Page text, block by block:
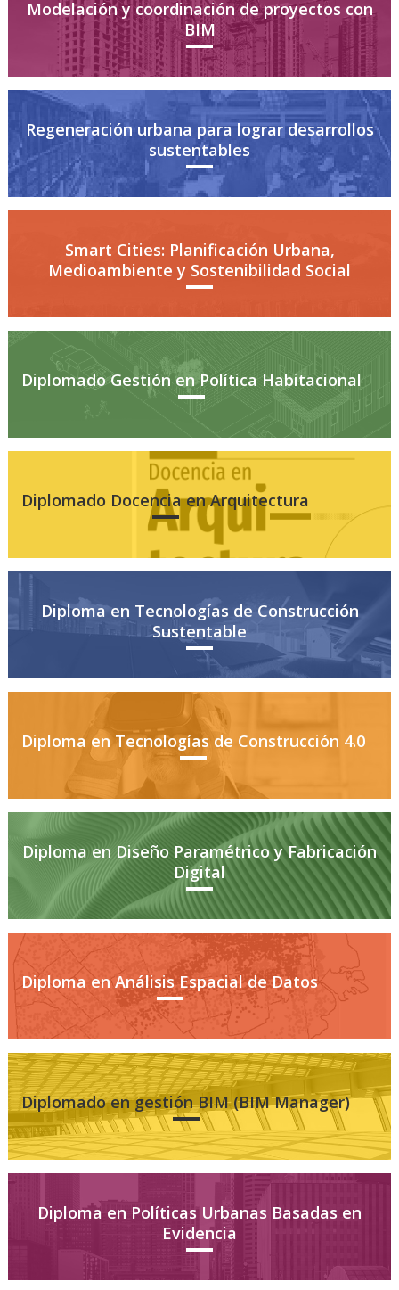
Urbanismo
Estudiantes
Académicos
Funcionarios
Egresados
Modelación y coordinación de proyectos con
BIM
Regeneración urbana para lograr desarrollos
sustentables
Smart Cities: Planificación Urbana,
Medioambiente y Sostenibilidad Social
Diplomado Gestión en Política Habitacional
Diplomado Docencia en Arquitectura
Diploma en Tecnologías de Construcción
Sustentable
Diploma en Tecnologías de Construcción 4.0
Diploma en Diseño Paramétrico y Fabricación
Digital
Diploma en Análisis Espacial de Datos
Diplomado en gestión BIM (BIM Manager)
Diploma en Políticas Urbanas Basadas en
Evidencia